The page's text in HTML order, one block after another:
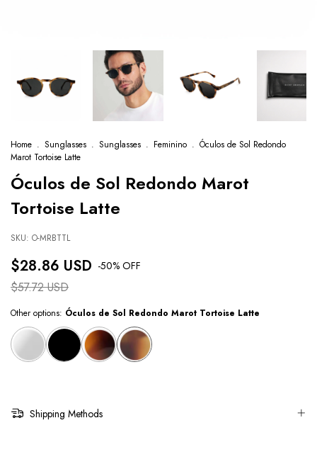
Home . Sunglasses . Sunglasses . Feminino . Óculos de Sol Redondo
Marot Tortoise Latte
Óculos de Sol Redondo Marot
Tortoise Latte
SKU: O-MRBTTL
$28.86 USD -50% OFF
$57.72 USD
Other options: Óculos de Sol Redondo Marot Tortoise Latte
Shipping Methods